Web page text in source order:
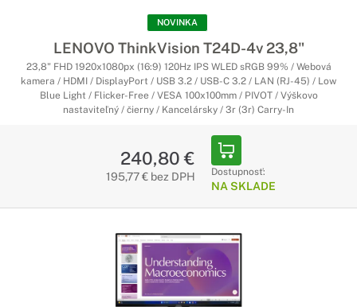
NOVINKA
LENOVO ThinkVision T24D-4v 23,8"
23,8" FHD 1920x1080px (16:9) 120Hz IPS WLED sRGB 99% / Webová
kamera / HDMI / DisplayPort / USB 3.2 / USB-C 3.2 / LAN (RJ-45) / Low
Blue Light / Flicker-Free / VESA 100x100mm / PIVOT / Výškovo
nastaviteľný / čierny / Kancelársky / 3r (3r) Carry-In
240,80 €
195,77 € bez DPH Dostupnosť:
NA SKLADE